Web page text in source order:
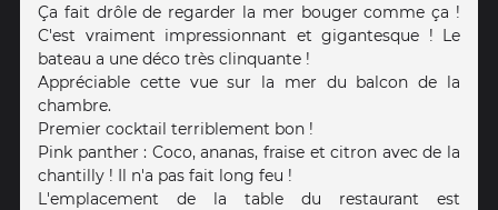
Ça fait drôle de regarder la mer bouger comme ça !
C'est vraiment impressionnant et gigantesque ! Le
bateau a une déco très clinquante !
Appréciable cette vue sur la mer du balcon de la
chambre.
Premier cocktail terriblement bon !
Pink panther : Coco, ananas, fraise et citron avec de la
chantilly ! Il n'a pas fait long feu !
L'emplacement de la table du restaurant est